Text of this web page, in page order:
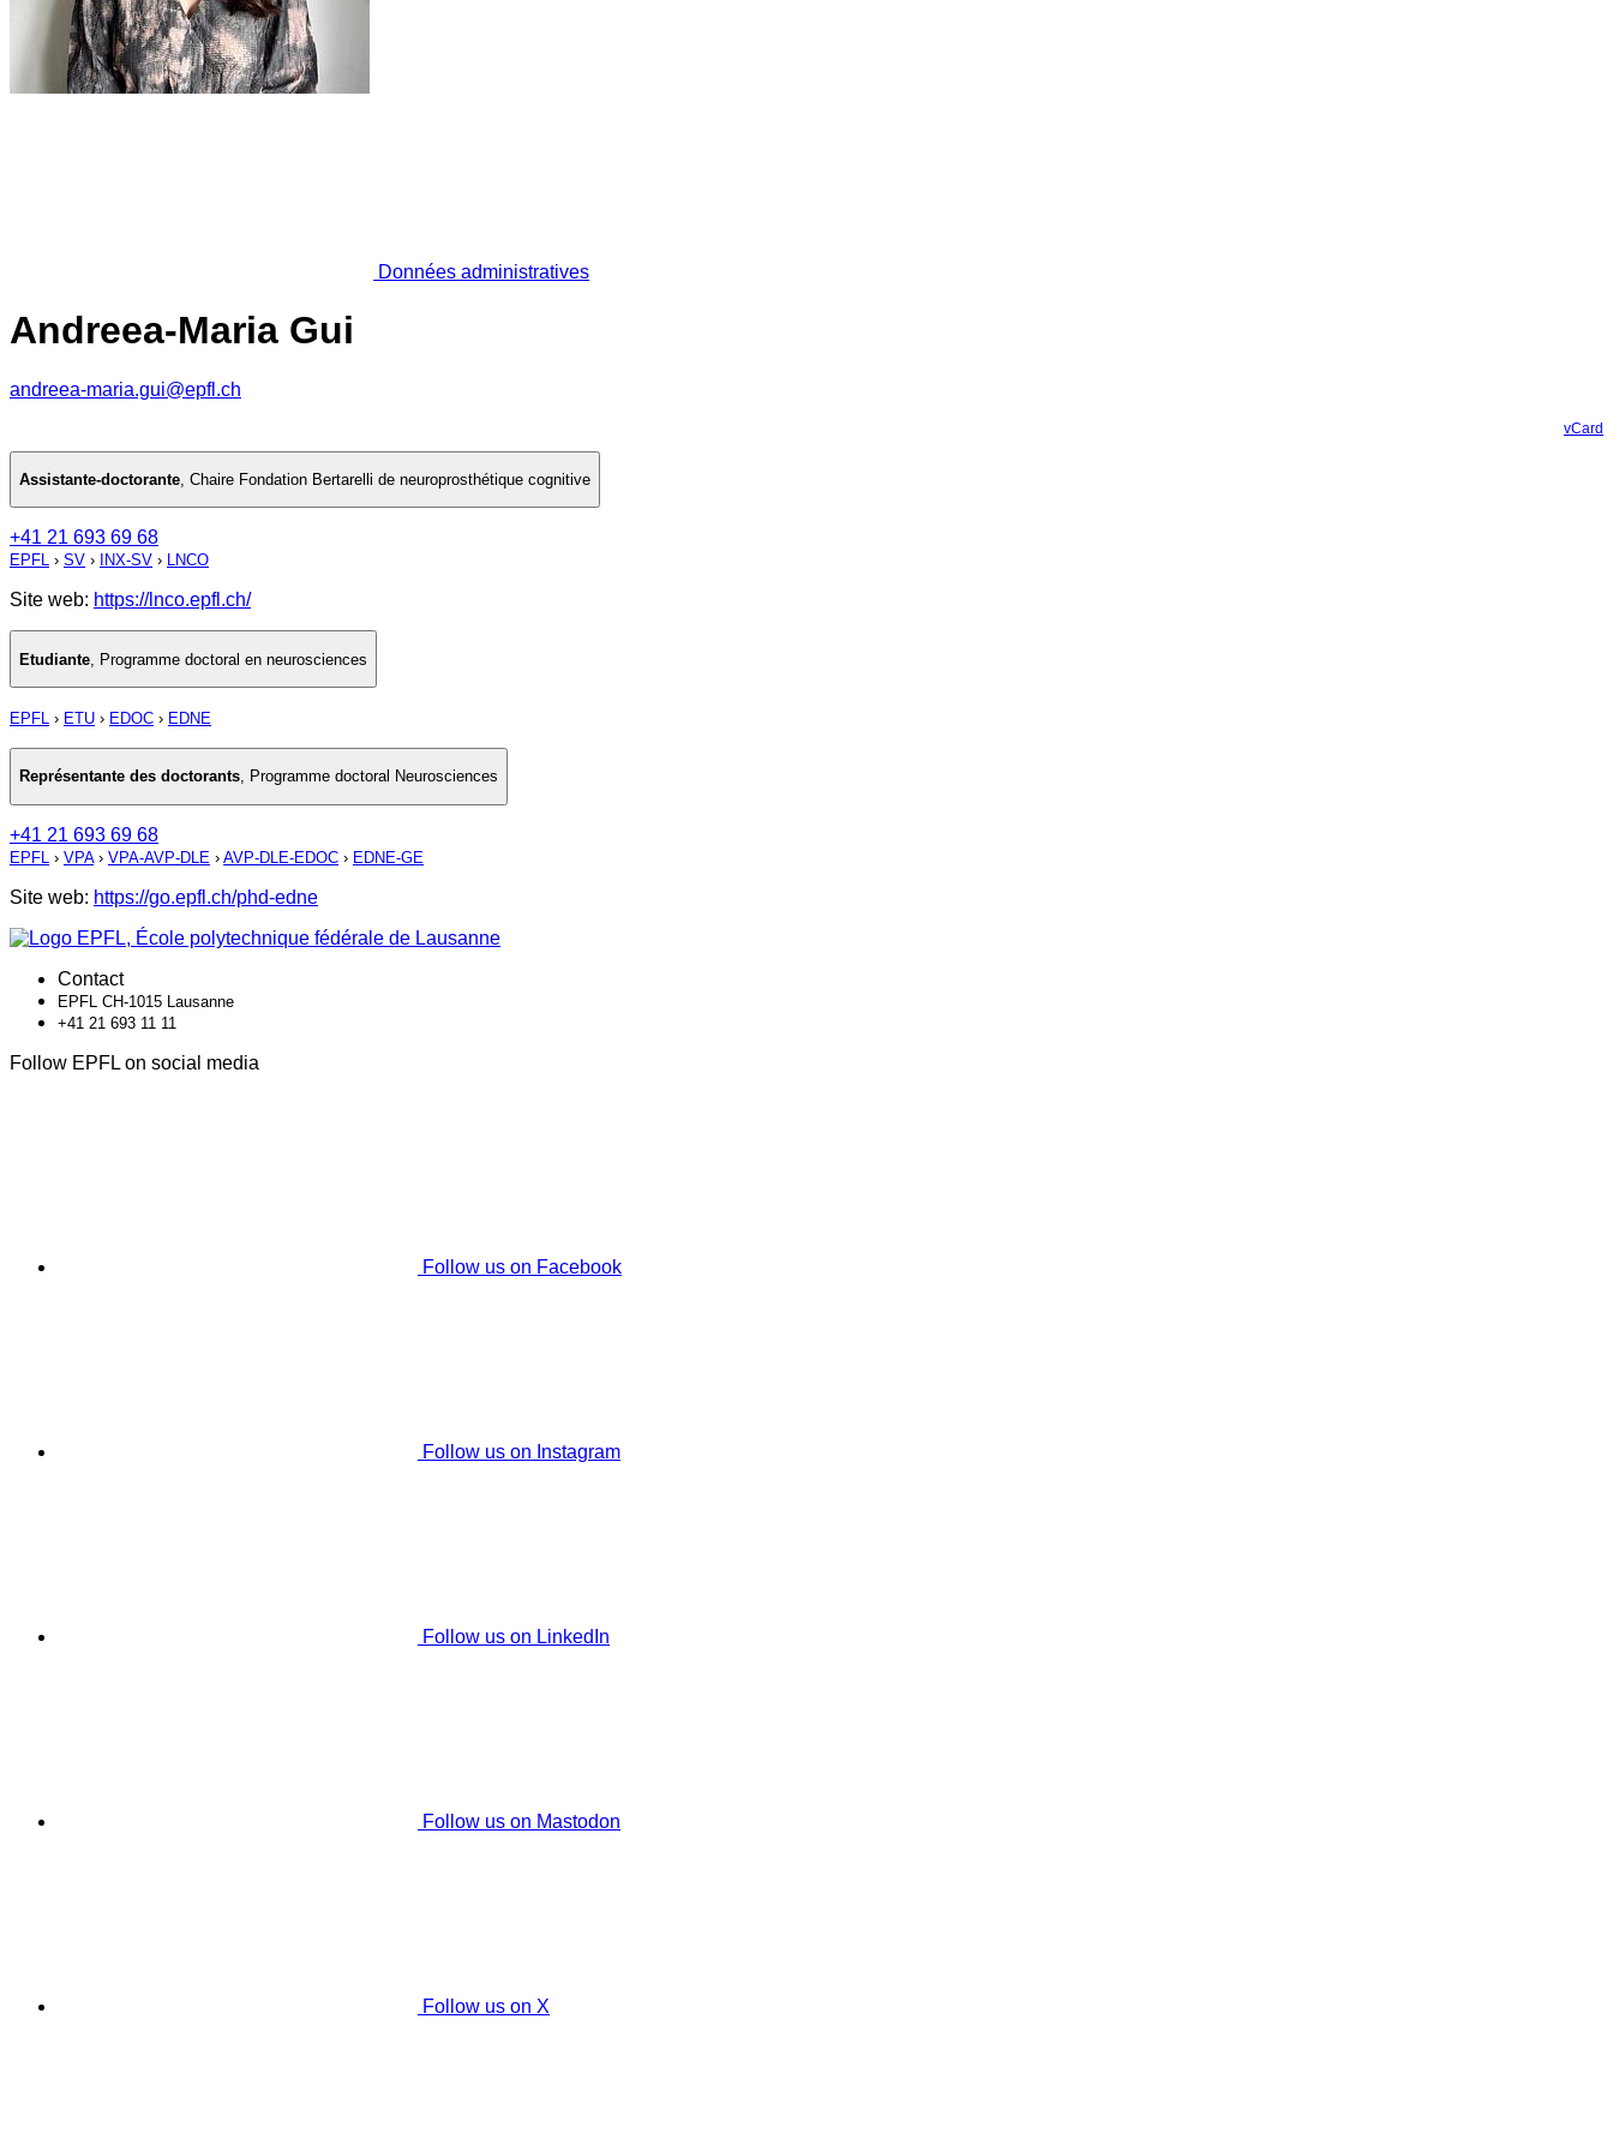
Données administratives
Andreea-Maria Gui
andreea-maria.gui@epfl.ch
vCard
Assistante-doctorante, Chaire Fondation Bertarelli de neuroprosthétique cognitive
+41 21 693 69 68
EPFL › SV › INX-SV › LNCO
Site web: https://lnco.epfl.ch/
Etudiante Programme doctoral en neurosciences
EPFL › ETU › EDOC › EDNE
Représentante des doctorants, Programme doctoral Neurosciences
+41 21 693 69 68
EPFL › VPA› VPA-AVP-DLE › AVP-DLE-EDOC › EDNE-GE
Site web: https://go.epfl.ch/phd-edne
Contact
EPFL CH-1015 Lausanne
+41 21 693 11 11
Follow EPFL on social media
Follow us on Facebook
Follow us on Instagram
Follow us on LinkedIn
Follow us on Mastodon
Follow us on X